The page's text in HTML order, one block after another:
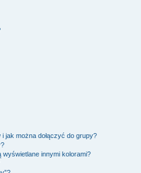
jak można dołączyć do grupy?
innymi kolorami?